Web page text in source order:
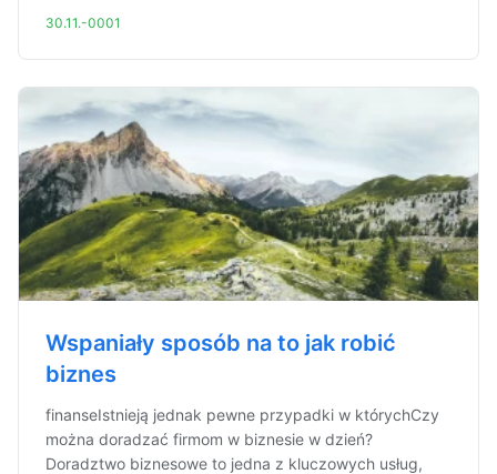
30.11.-0001
Wspaniały sposób na to jak robić
biznes
finanseIstnieją jednak pewne przypadki w którychCzy
można doradzać firmom w biznesie w dzień?
Doradztwo biznesowe to jedna z kluczowych usług,